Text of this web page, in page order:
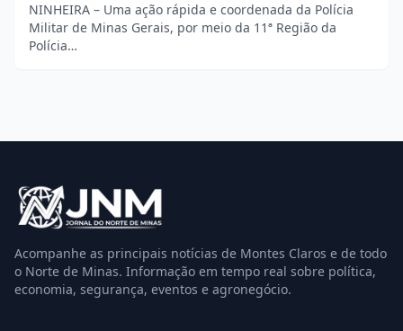
NINHEIRA – Uma ação rápida e coordenada da Polícia
Militar de Minas Gerais, por meio da 11ª Região da
Polícia…
Acompanhe as principais notícias de Montes Claros e de todo
o Norte de Minas. Informação em tempo real sobre política,
economia, segurança, eventos e agronegócio.